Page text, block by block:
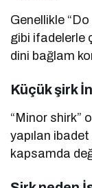
Genellikle
gibi ifadelerle
dini bağlam
Küçük şirk
“Minor shirk”
yapılan
kapsamda